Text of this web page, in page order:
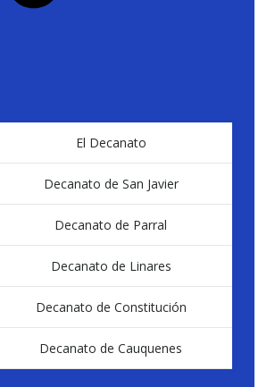
El Decanato
Decanato de San Javier
Decanato de Parral
Decanato de Linares
Decanato de Constitución
Decanato de Cauquenes